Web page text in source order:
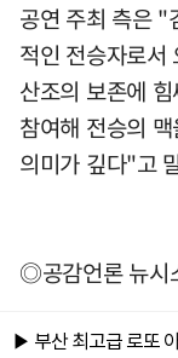
공연 주최 측은 "
적인 전승자로서
산조의 보존에
참여해 전승의
의미가 깊다"고
◎공감언론 뉴시